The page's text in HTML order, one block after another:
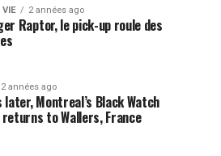
VIE 2 années ago
Raptor, le pick-up roule des
2 années ago
later, Montreal’s Black Watch
to Wallers, France